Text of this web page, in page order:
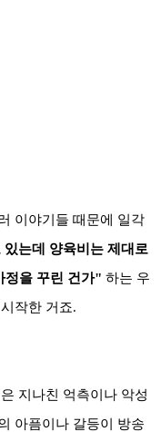
이야기들 때문에 일각
는데 양육비는 제대로
정을 꾸린 건가" 하는 우
작한 거죠.
지나친 억측이나 악성
아픔이나 갈등이 방송